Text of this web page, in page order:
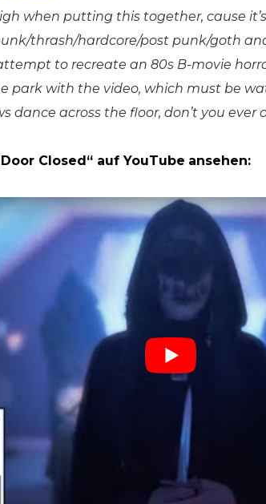
when putting this together, cause
thrash/hardcore/post punk/goth
to recreate an 80s B-movie
park with the video, which must be
dance across the floor, don’t you ever
Closed“ auf YouTube ansehen: